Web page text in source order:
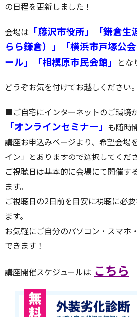
の日程を更新しました！
会場は 「藤沢市役所」「鎌倉
らら鎌倉）」「横浜市戸塚公
ール」「相模原市民会館」
とな
どうぞお気を付けてお越しください。
■ご自宅にインターネットのご環境
「オンラインセミナー」 も随時
講座お申込みページより、希望会場
イン」とありますので選択してくださ
ご視聴日は基本的に会場にて開催す
ます。
ご視聴日の2日前を目安に視聴に必
ます。
お気軽にご自分のパソコン・スマホ
できます！
講座開催スケジュールは こちら